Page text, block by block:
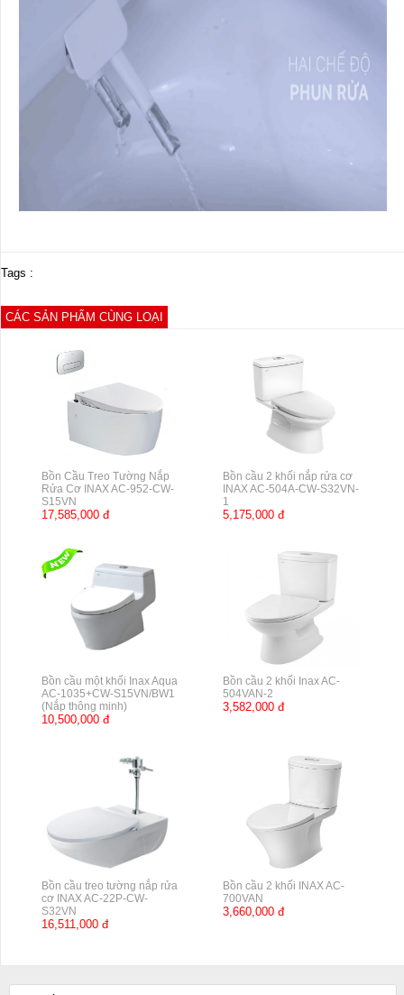
Tags :
CÁC SẢN PHẨM CÙNG LOẠI
Bồn Cầu Treo Tường Nắp
Rửa Cơ INAX AC-952-CW-
S15VN
17,585,000 đ
Bồn cầu 2 khối nắp rửa cơ
INAX AC-504A-CW-S32VN-
1
5,175,000 đ
Bồn cầu một khối Inax Aqua
AC-1035+CW-S15VN/BW1
(Nắp thông minh)
10,500,000 đ
Bồn cầu 2 khối Inax AC-
504VAN-2
3,582,000 đ
Bồn cầu treo tường nắp rửa
cơ INAX AC-22P-CW-
S32VN
16,511,000 đ
Bồn cầu 2 khối INAX AC-
700VAN
3,660,000 đ